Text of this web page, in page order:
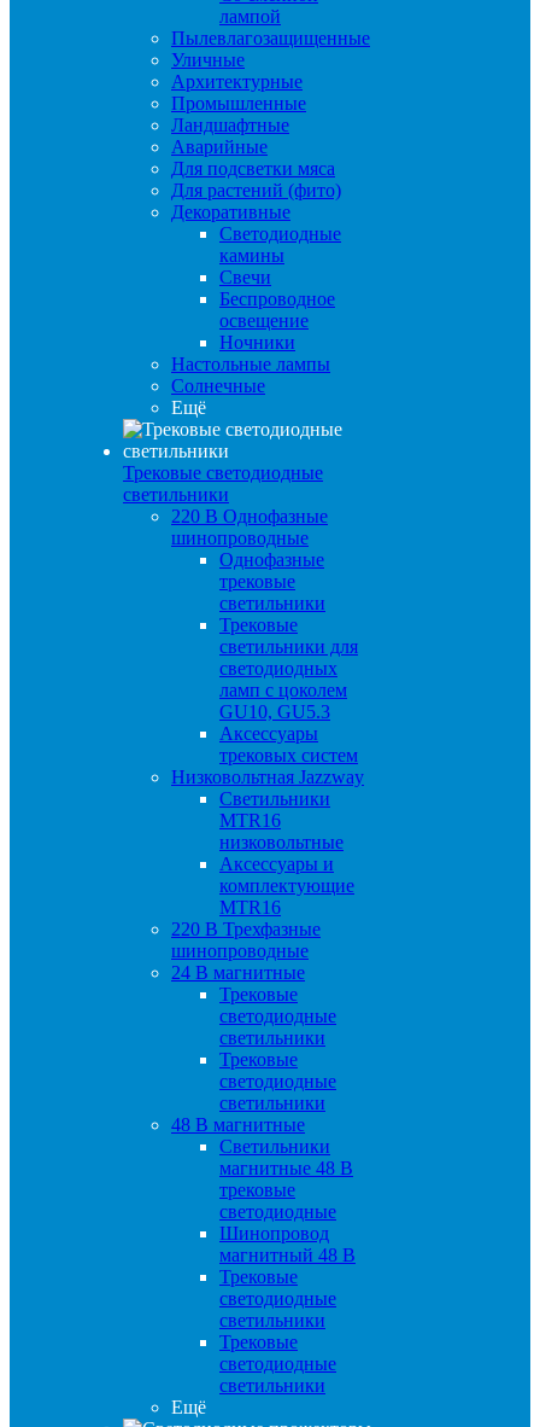
лампой
Пылевлагозащищенные
Уличные
Архитектурные
Промышленные
Ландшафтные
Аварийные
Для подсветки мяса
Для растений (фито)
Декоративные
Светодиодные
камины
Свечи
Беспроводное
освещение
Ночники
Настольные лампы
Солнечные
Ещё
Трековые светодиодные
светильники
220 B Однофазные
шинопроводные
Однофазные
трековые
светильники
Трековые
светильники для
светодиодных
ламп с цоколем
GU10, GU5.3
Аксессуары
трековых систем
Низковольтная Jazzway
Светильники
MTR16
низковольтные
Аксессуары и
комплектующие
MTR16
220 B Трехфазные
шинопроводные
24 B магнитные
Трековые
светодиодные
светильники
Трековые
светодиодные
светильники
48 B магнитные
Светильники
магнитные 48 В
трековые
светодиодные
Шинопровод
магнитный 48 В
Трековые
светодиодные
светильники
Трековые
светодиодные
светильники
Ещё